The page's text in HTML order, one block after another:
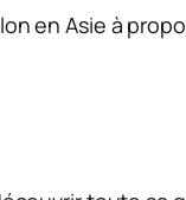
en Asie à